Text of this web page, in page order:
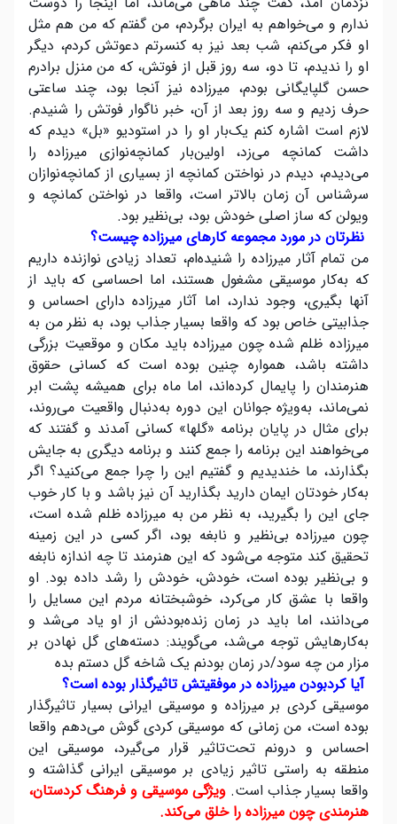
ندارم و می‌خواهم به ایران برگردم، من گفتم که من هم مثل
او فکر می‌کنم، شب بعد نیز به کنسرتم دعوتش کردم، دیگر
او را ندیدم، تا دو، سه روز قبل از فوتش، که من منزل برادرم
حسن گلپایگانی بودم، میرزاده نیز آنجا بود، چند ساعتی
حرف زدیم و سه روز بعد از آن، خبر ناگوار فوتش را شنیدم.
لازم است اشاره کنم یک‌بار او را در استودیو «بل» دیدم که
داشت کمانچه می‌زد، اولین‌بار کمانچه‌نوازی میرزاده را
می‌دیدم، دیدم در نواختن کمانچه از بسیاری از کمانچه‌نوازان
سرشناس آن زمان بالاتر است، واقعا در نواختن کمانچه و
ویولن که ساز اصلی خودش بود، بی‌نظیر بود.
نظرتان در مورد مجموعه کارهای میرزاده چیست؟
من تمام آثار میرزاده را شنیده‌ام، تعداد زیادی نوازنده داریم
که به‌کار موسیقی مشغول هستند، اما احساسی که باید از
آنها بگیری، وجود ندارد، اما آثار میرزاده دارای احساس و
جذابیتی خاص بود که واقعا بسیار جذاب بود، به نظر من به
میرزاده ظلم شده چون میرزاده باید مکان و موقعیت بزرگی
داشته باشد، همواره چنین بوده است که کسانی حقوق
هنرمندان را پایمال کرده‌اند، اما ماه برای همیشه پشت ابر
نمی‌ماند، به‌ویژه جوانان این دوره به‌دنبال واقعیت‌ می‌روند،
برای مثال در پایان برنامه «گلها» کسانی آمدند و گفتند که
می‌خواهند این برنامه را جمع کنند و برنامه دیگری به جایش
بگذارند، ما خندیدیم و گفتیم این را چرا جمع می‌کنید؟ اگر
به‌کار خودتان ایمان دارید بگذارید آن نیز باشد و با کار خوب
جای این را بگیرید، به نظر من به میرزاده ظلم شده است،
چون میرزاده بی‌نظیر و نابغه بود، اگر کسی در این زمینه
تحقیق کند متوجه می‌شود که این هنرمند تا چه اندازه نابغه
و بی‌نظیر بوده است، خودش، خودش را رشد داده بود. او
واقعا با عشق کار می‌کرد، خوشبختانه مردم این مسایل را
می‌دانند، اما باید در زمان زنده‌بودنش از او یاد می‌شد و
به‌کارهایش توجه می‌شد، می‌گویند: دسته‌های گل نهادن بر
مزار من چه سود/در زمان بودنم یک شاخه گل دستم بده
آیا کردبودن میرزاده در موفقیتش تاثیرگذار بوده است؟
موسیقی کردی بر میرزاده و موسیقی ایرانی بسیار تاثیرگذار
بوده است، من زمانی که موسیقی کردی گوش می‌دهم واقعا
احساس و درونم تحت‌تاثیر قرار می‌گیرد، موسیقی این
منطقه به راستی تاثیر زیادی بر موسیقی ایرانی گذاشته و
واقعا بسیار جذاب است. ویژگی موسیقی و فرهنگ کردستان،
هنرمندی چون میرزاده را خلق می‌کند.